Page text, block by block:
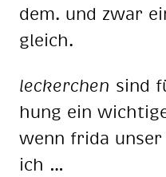
dem. und zwar
gleich.
le­cker­chen sind
hung ein
wenn fri­da
ich …